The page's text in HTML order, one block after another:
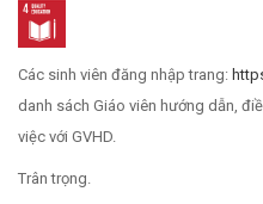
Các sinh viên đăng nhập trang:
danh sách Giáo viên hướng dẫn,
việc với GVHD.
Trân trọng.